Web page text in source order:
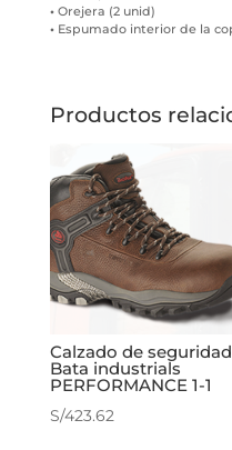
• Orejera (2 unid)
• Espumado interior de la
Productos
Calzado de seguridad
Bata industrials
PERFORMANCE 1-1
S/423.62